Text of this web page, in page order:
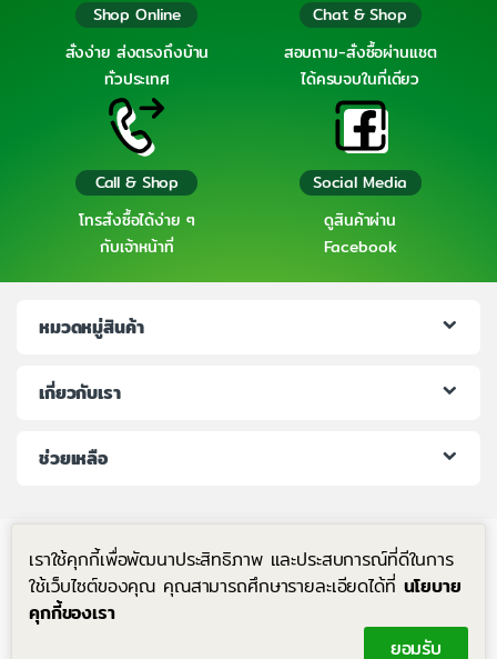
Shop Online
สั่งง่าย ส่งตรงถึงบ้าน
ทั่วประเทศ
Chat & Shop
สอบถาม-สั่งซื้อผ่านแชต
ได้ครบจบในที่เดียว
Call & Shop
โทรสั่งซื้อได้ง่าย ๆ
กับเจ้าหน้าที่
Social Media
ดูสินค้าผ่าน
Facebook
หมวดหมู่สินค้า
เกี่ยวกับเรา
ช่วยเหลือ
เราใช้คุกกี้เพื่อพัฒนาประสิทธิภาพ และประสบการณ์ที่ดีในการ
ใช้เว็บไซต์ของคุณ คุณสามารถศึกษารายละเอียดได้ที่ นโยบาย
คุกกี้ของเรา
ยอมรับ